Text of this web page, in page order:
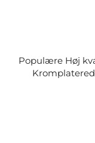
Populære Høj